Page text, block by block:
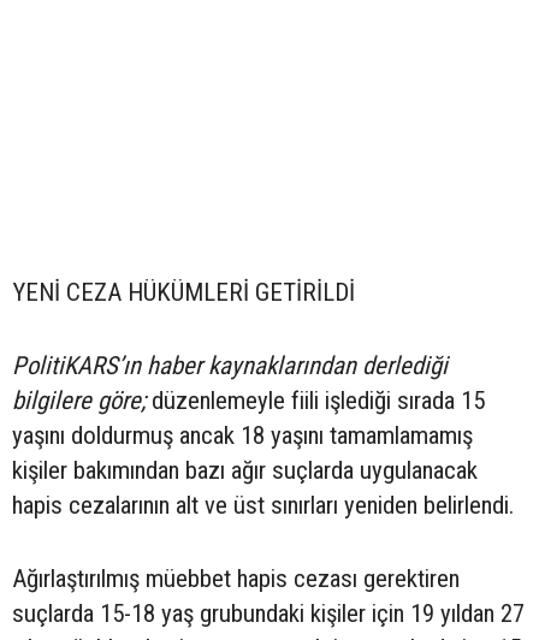
YENİ CEZA HÜKÜMLERİ GETİRİLDİ
PolitiKARS’ın haber kaynaklarından derlediği
bilgilere göre;düzenlemeyle fiili işlediği sırada 15
yaşını doldurmuş ancak 18 yaşını tamamlamamış
kişiler bakımından bazı ağır suçlarda uygulanacak
hapis cezalarının alt ve üst sınırları yeniden belirlendi.
Ağırlaştırılmış müebbet hapis cezası gerektiren
suçlarda 15-18 yaş grubundaki kişiler için 19 yıldan 27